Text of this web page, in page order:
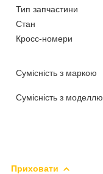
Тип запчастини
Стан
Кросс-номери
Сумісність з маркою
Сумісність з моделлю
Приховати